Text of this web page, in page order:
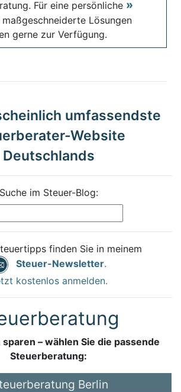
Für eine persönliche
maßgeschneiderte Lösungen
gerne zur Verfügung.
umfassendste
Website
Deutschlands
Suche im Steuer-Blog:
finden Sie in meinem
Steuer-Newsletter.
kostenlos anmelden.
– wählen Sie die passende
Steuerberatung:
Berlin